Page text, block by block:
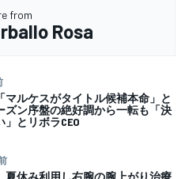
from
Rosa
マルケスがタイトル候補本命」と
ズン序盤の絶好調から一転も「決
」とリボラCEO